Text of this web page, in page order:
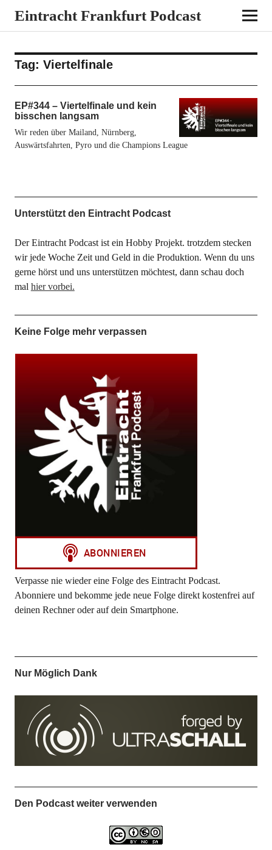
Eintracht Frankfurt Podcast
Tag: Viertelfinale
EP#344 – Viertelfinale und kein
bisschen langsam
Wir reden über Mailand, Nürnberg,
Auswärtsfahrten, Pyro und die Champions League
Unterstützt den Eintracht Podcast
Der Eintracht Podcast ist ein Hobby Projekt. trotzdem stecken
wir jede Woche Zeit und Geld in die Produktion. Wenn du uns
gerne hörst und uns unterstützen möchtest, dann schau doch
mal hier vorbei.
Keine Folge mehr verpassen
Verpasse nie wieder eine Folge des Eintracht Podcast.
Abonniere und bekomme jede neue Folge direkt kostenfrei auf
deinen Rechner oder auf dein Smartphone.
Nur Möglich Dank
Den Podcast weiter verwenden